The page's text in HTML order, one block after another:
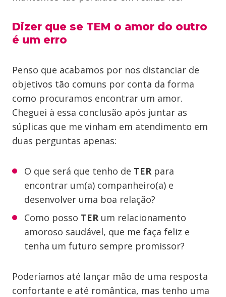
Dizer que se TEM o amor do outro
é um erro
Penso que acabamos por nos distanciar de
objetivos tão comuns por conta da forma
como procuramos encontrar um amor.
Cheguei à essa conclusão após juntar as
súplicas que me vinham em atendimento em
duas perguntas apenas:
O que será que tenho de TERpara
encontrar um(a) companheiro(a) e
desenvolver uma boa relação?
Como posso TERum relacionamento
amoroso saudável, que me faça feliz e
tenha um futuro sempre promissor?
Poderíamos até lançar mão de uma resposta
confortante e até romântica, mas tenho uma